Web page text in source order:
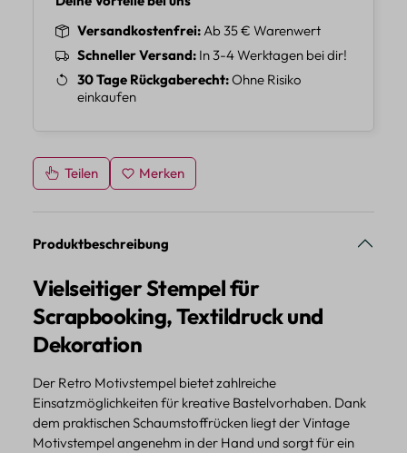
Versandkostenfrei Ab 35 € Warenwert
Schneller Versand In 3-4 Werktagen bei dir!
30 Tage Rückgaberecht Ohne Risiko
einkaufen
Teilen Merken
Produktbeschreibung
Vielseitiger Stempel für
Scrapbooking, Textildruck und
Dekoration
Der Retro Motivstempel bietet zahlreiche
Einsatzmöglichkeiten für kreative Bastelvorhaben. Dank
dem praktischen Schaumstoffrücken liegt der Vintage
Motivstempel angenehm in der Hand und sorgt für ein